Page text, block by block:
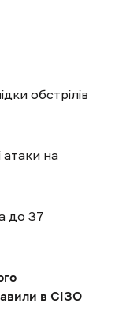
обстрілів
атаки на
до 37
в СІЗО